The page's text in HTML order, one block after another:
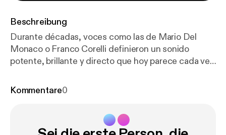
Beschreibung
Durante décadas, voces como las de Mario Del
Monaco o Franco Corelli definieron un sonido
potente, brillante y directo que hoy parece cada vez
simplemente cambió la forma de cantar?En este
vocal y su relación con el verismo y el repertorio de
Kommentare0